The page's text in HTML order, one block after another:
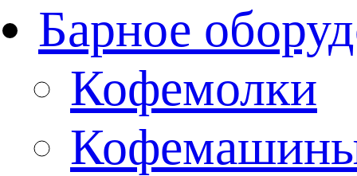
Барное
Кофемолки